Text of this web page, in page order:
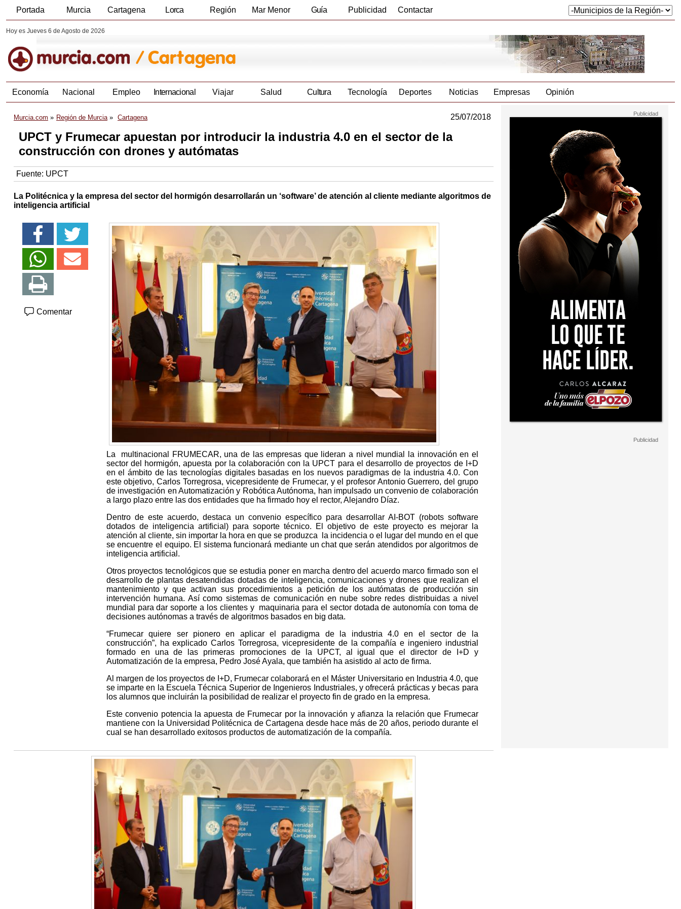
Portada Murcia Cartagena Lorca Región Mar Menor Guía Publicidad Contactar
Hoy es Jueves 6 de Agosto de 2026
Economía Nacional Empleo Internacional Viajar Salud Cultura Tecnología Deportes Noticias Empresas Opinión
Murcia.com Región de Murcia Cartagena 25/07/2018
UPCT y Frumecar apuestan por introducir la industria 4.0 en el sector de la
construcción con drones y autómatas
Fuente: UPCT
La Politécnica y la empresa del sector del hormigón desarrollarán un ‘software’ de atención al cliente mediante algoritmos de
inteligencia artificial
Comentar
La multinacional FRUMECAR, una de las empresas que lideran a nivel mundial la innovación en el
sector del hormigón, apuesta por la colaboración con la UPCT para el desarrollo de proyectos de I+D
en el ámbito de las tecnologías digitales basadas en los nuevos paradigmas de la industria 4.0. Con
este objetivo, Carlos Torregrosa, vicepresidente de Frumecar, y el profesor Antonio Guerrero, del grupo
de investigación en Automatización y Robótica Autónoma, han impulsado un convenio de colaboración
a largo plazo entre las dos entidades que ha firmado hoy el rector, Alejandro Díaz.
Dentro de este acuerdo, destaca un convenio específico para desarrollar AI-BOT (robots software
dotados de inteligencia artificial) para soporte técnico. El objetivo de este proyecto es mejorar la
atención al cliente, sin importar la hora en que se produzca la incidencia o el lugar del mundo en el que
se encuentre el equipo. El sistema funcionará mediante un chat que serán atendidos por algoritmos de
inteligencia artificial.
Otros proyectos tecnológicos que se estudia poner en marcha dentro del acuerdo marco firmado son el
desarrollo de plantas desatendidas dotadas de inteligencia, comunicaciones y drones que realizan el
mantenimiento y que activan sus procedimientos a petición de los autómatas de producción sin
intervención humana. Así como sistemas de comunicación en nube sobre redes distribuidas a nivel
mundial para dar soporte a los clientes y maquinaria para el sector dotada de autonomía con toma de
decisiones autónomas a través de algoritmos basados en big data.
“Frumecar quiere ser pionero en aplicar el paradigma de la industria 4.0 en el sector de la
construcción”, ha explicado Carlos Torregrosa, vicepresidente de la compañía e ingeniero industrial
formado en una de las primeras promociones de la UPCT, al igual que el director de I+D y
Automatización de la empresa, Pedro José Ayala, que también ha asistido al acto de firma.
Al margen de los proyectos de I+D, Frumecar colaborará en el Máster Universitario en Industria 4.0, que
se imparte en la Escuela Técnica Superior de Ingenieros Industriales, y ofrecerá prácticas y becas para
los alumnos que incluirán la posibilidad de realizar el proyecto fin de grado en la empresa.
Este convenio potencia la apuesta de Frumecar por la innovación y afianza la relación que Frumecar
mantiene con la Universidad Politécnica de Cartagena desde hace más de 20 años, periodo durante el
cual se han desarrollado exitosos productos de automatización de la compañía.